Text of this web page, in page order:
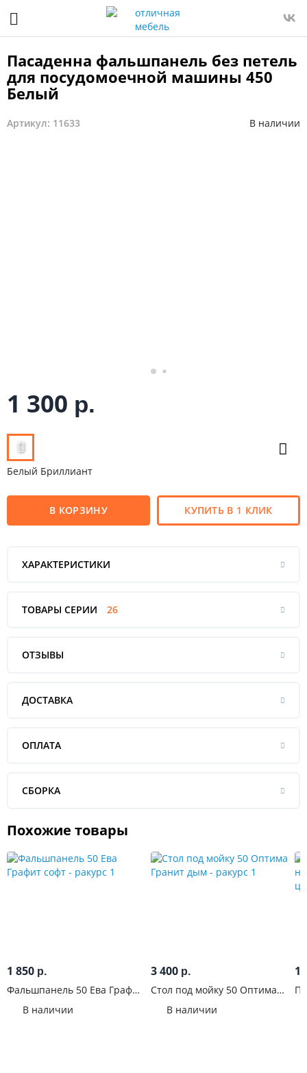
Пасаденна фальшпанель без петель
для посудомоечной машины 450
Белый
Артикул: 11633 В наличии
1 300 р.
Белый Бриллиант
В КОРЗИНУ КУПИТЬ В 1 КЛИК
ХАРАКТЕРИСТИКИ
ТОВАРЫ СЕРИИ 26
ОТЗЫВЫ
ДОСТАВКА
ОПЛАТА
СБОРКА
Похожие товары
1 850 р.
Фальшпанель 50 Ева Графит
В наличии
3 400 р.
Стол под мойку 50 Оптима
В наличии
1